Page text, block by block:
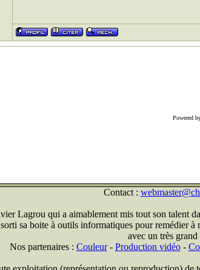
Powered
Contact :
Lagrou qui a aimablement mis tout son talent
sa boite à outils informatiques pour
avec un très
Nos partenaires : Couleur- Production vidéo-